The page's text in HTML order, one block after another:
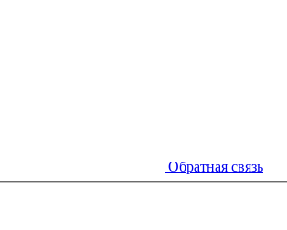
Обратная связь